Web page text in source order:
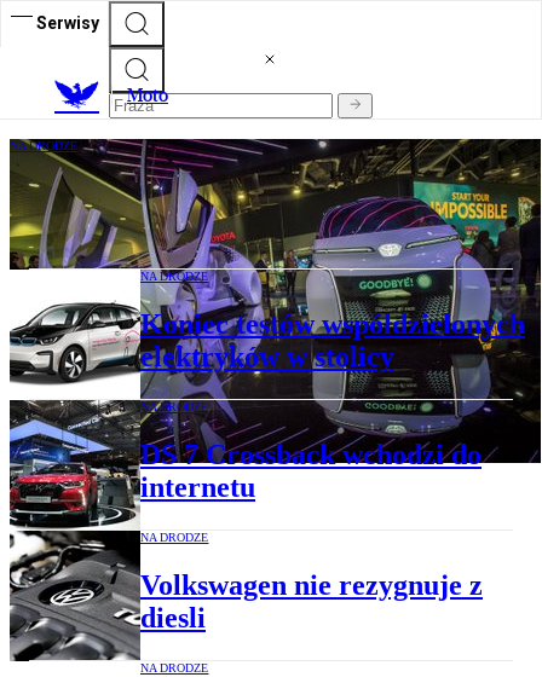
Serwisy
Moto
NA DRODZE
Miasteczko dla autonomicznych aut
NA DRODZE
Koniec testów współdzielonych
elektryków w stolicy
NA DRODZE
DS 7 Crossback wchodzi do
internetu
NA DRODZE
Volkswagen nie rezygnuje z
diesli
NA DRODZE